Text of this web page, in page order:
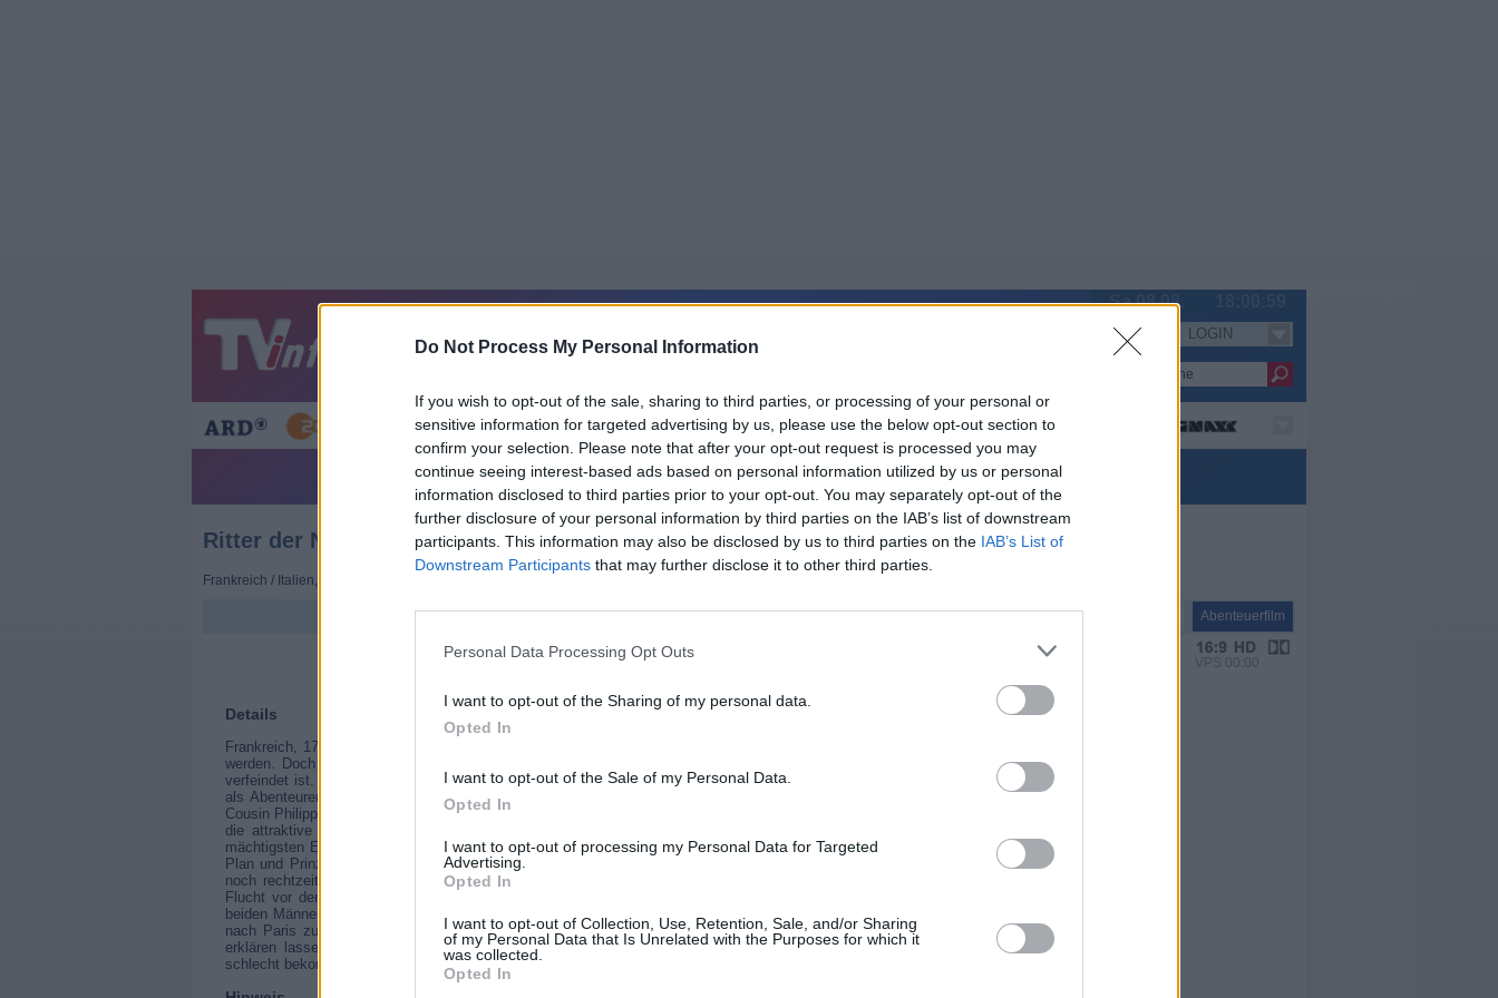
Do Not Process My Personal Information
If you wish to opt-out of the sale, sharing to third parties, or processing of your personal or
sensitive information for targeted advertising by us, please use the below opt-out section to
confirm your selection. Please note that after your opt-out request is processed you may
continue seeing interest-based ads based on personal information utilized by us or personal
information disclosed to third parties prior to your opt-out. You may separately opt-out of the
further disclosure of your personal information by third parties on the IAB’s list of downstream
participants. This information may also be disclosed by us to third parties on the IAB’s List of
Downstream Participants that may further disclose it to other third parties.
Personal Data Processing Opt Outs
I want to opt-out of the Sharing of my personal data.
Opted In
I want to opt-out of the Sale of my Personal Data.
Opted In
I want to opt-out of processing my Personal Data for Targeted
Advertising.
Opted In
I want to opt-out of Collection, Use, Retention, Sale, and/or Sharing
of my Personal Data that Is Unrelated with the Purposes for which it
was collected.
Opted In
Sa 08.08.
Jetzt 20:15 Tipps Sender Merkzettel LOGIN
Alle Sender
Ritter der Nacht - Le bossu - Spielfilm / Abenteuerfilm
Ritter der Nacht (Le bossu)
Frankreich / Italien
Abenteuerfilm
VPS 00:00
Details
Frankreich, 1701: Ludwig XIV. liebt es, Ehen zu stiften. So soll eine seiner Nichten an Herzog Philippe verheiratet
werden. Doch dieser ist schon mit Isabelle verheiratet - heimlich, weil ihr Vater mit dem Geschlecht Philippes
verfeindet ist. - Ganz auf Jean Marais in der Titelrolle zugeschnitten, fasziniert der César- und Bambi-Preisträger
als Abenteurer und charmanter Edelmann. Anfang des 18. Jahrhunderts will Prinz Philippe de Gonzague seinen
Cousin Philippe de Nevers und dessen einjährige Tochter töten lassen. Auf diese Weise möchte er an das Geld und
die attraktive Frau des Cousins - Isabelle de Caylus - herankommen und als dessen gesetzlicher Erbe zum
mächtigsten Edelmann des Landes nach dem König aufsteigen. Trotz einiger Hindernisse gelingt der schändliche
Plan und Prinz Philippe nimmt Isabelle zur Frau. Jedoch konnte der getötete Cousin seine kleine Tochter Aurore
noch rechtzeitig in die Obhut des Edelmanns Henri de Lagardère und dessen Dieners Passepoil geben. Auf der
Flucht vor den mörderischen Häschern landen die drei in Spanien, wo Aurore unter der liebevollen Fürsorge der
beiden Männer aufwächst. Erst als Aurore zu einer jungen Frau herangewachsen ist, kehren die Flüchtigen wieder
nach Paris zurück. Denn Gonzague hat einen Familienrat einberufen, der Aurore durch gekaufte Zeugen für tot
erklären lassen soll. Unter Mithilfe Lagardères wird ein Plan auf die Beine gestellt, der Philippe de Gonzague
schlecht bekommen soll. Denn seine mörderische Tat ist noch ungesühnt ...